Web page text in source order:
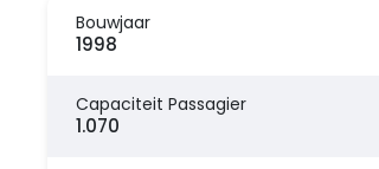
Bouwjaar
1998
Capaciteit Passagier
1.070